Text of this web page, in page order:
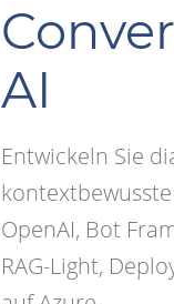
AI
Entwickeln Sie
OpenAI, Bot
RAG-Light,